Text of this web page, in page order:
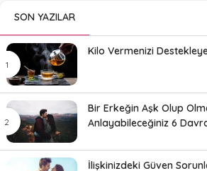
SON YAZILAR
Kilo Vermenizi
Bir Erkeğin Aşk Olup
Anlayabileceğiniz 6
İlişkinizdeki Güven